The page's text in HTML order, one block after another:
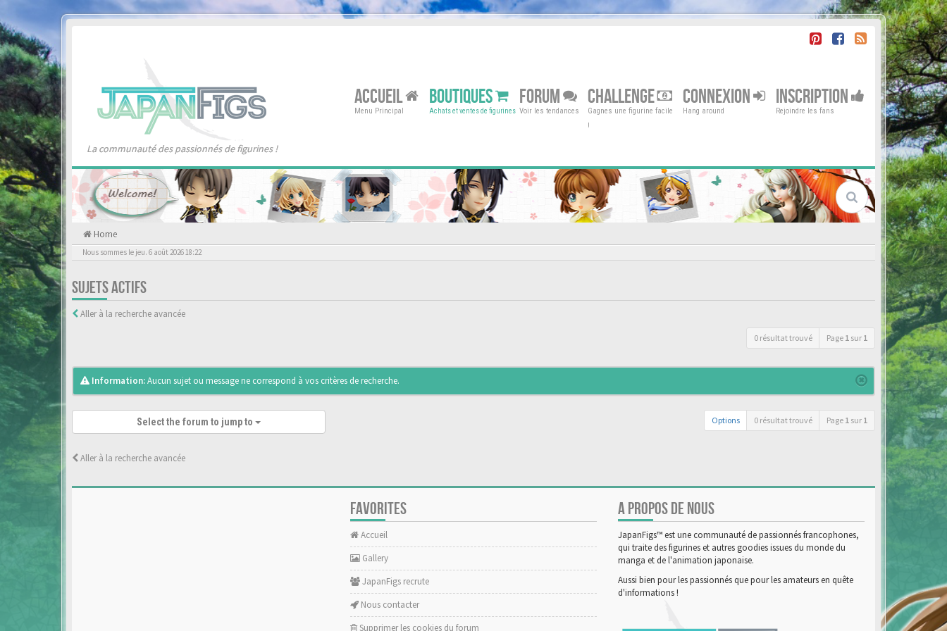
La communauté des passionnés de figurines !
ACCUEIL
Menu Principal
BOUTIQUES
Achats et ventes de figurines
FORUM
Voir les tendances
CHALLENGE
Gagnes une figurine facile
!
CONNEXION
Hang around
INSCRIPTION
Rejoindre les fans
Home
Nous sommes le jeu. 6 août 2026 18:22
SUJETS ACTIFS
Aller à la recherche avancée
0 résultat trouvé Page 1 sur 1
Information:Aucun sujet ou message ne correspond à vos critères de recherche.
Options 0 résultat trouvé Page 1 sur 1
Select the forum to jump to
Aller à la recherche avancée
FAVORITES
Accueil
Gallery
JapanFigs recrute
Nous contacter
Supprimer les cookies du forum
A PROPOS DE NOUS
JapanFigs™ est une communauté de passionnés francophones,
qui traite des figurines et autres goodies issues du monde du
manga et de l'animation japonaise.
Aussi bien pour les passionnés que pour les amateurs en quête
d'informations !